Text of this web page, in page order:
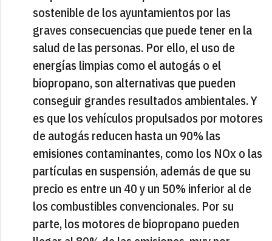
sostenible de los ayuntamientos por las
graves consecuencias que puede tener en la
salud de las personas. Por ello, el uso de
energías limpias como el autogás o el
biopropano, son alternativas que pueden
conseguir grandes resultados ambientales. Y
es que los vehículos propulsados por motores
de autogás reducen hasta un 90% las
emisiones contaminantes, como los NOx o las
partículas en suspensión, además de que su
precio es entre un 40 y un 50% inferior al de
los combustibles convencionales. Por su
parte, los motores de biopropano pueden